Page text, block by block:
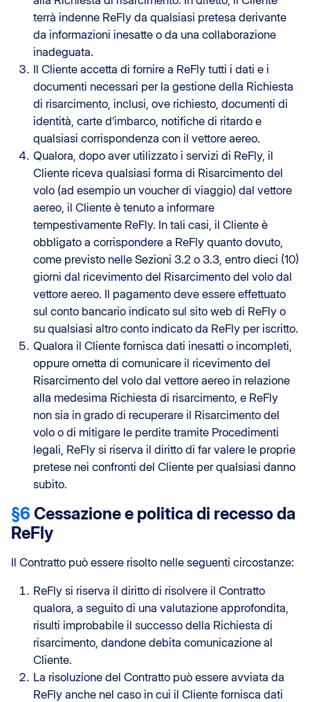
terrà indenne ReFly da qualsiasi pretesa derivante
da informazioni inesatte o da una collaborazione
inadeguata.
Il Cliente accetta di fornire a ReFly tutti i dati e i
documenti necessari per la gestione della Richiesta
di risarcimento, inclusi, ove richiesto, documenti di
identità, carte d’imbarco, notifiche di ritardo e
qualsiasi corrispondenza con il vettore aereo.
Qualora, dopo aver utilizzato i servizi di ReFly, il
Cliente riceva qualsiasi forma di Risarcimento del
volo (ad esempio un voucher di viaggio) dal vettore
aereo, il Cliente è tenuto a informare
tempestivamente ReFly. In tali casi, il Cliente è
obbligato a corrispondere a ReFly quanto dovuto,
come previsto nelle Sezioni 3.2 o 3.3, entro dieci (10)
giorni dal ricevimento del Risarcimento del volo dal
vettore aereo. Il pagamento deve essere effettuato
sul conto bancario indicato sul sito web di ReFly o
su qualsiasi altro conto indicato da ReFly per iscritto.
Qualora il Cliente fornisca dati inesatti o incompleti,
oppure ometta di comunicare il ricevimento del
Risarcimento del volo dal vettore aereo in relazione
alla medesima Richiesta di risarcimento, e ReFly
non sia in grado di recuperare il Risarcimento del
volo o di mitigare le perdite tramite Procedimenti
legali, ReFly si riserva il diritto di far valere le proprie
pretese nei confronti del Cliente per qualsiasi danno
subito.
§6 Cessazione e politica di recesso da
ReFly
Il Contratto può essere risolto nelle seguenti circostanze:
ReFly si riserva il diritto di risolvere il Contratto
qualora, a seguito di una valutazione approfondita,
risulti improbabile il successo della Richiesta di
risarcimento, dandone debita comunicazione al
Cliente.
La risoluzione del Contratto può essere avviata da
ReFly anche nel caso in cui il Cliente fornisca dati